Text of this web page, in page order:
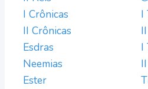
I Crônicas
II Crônicas
Esdras
Neemias
Ester
I
I